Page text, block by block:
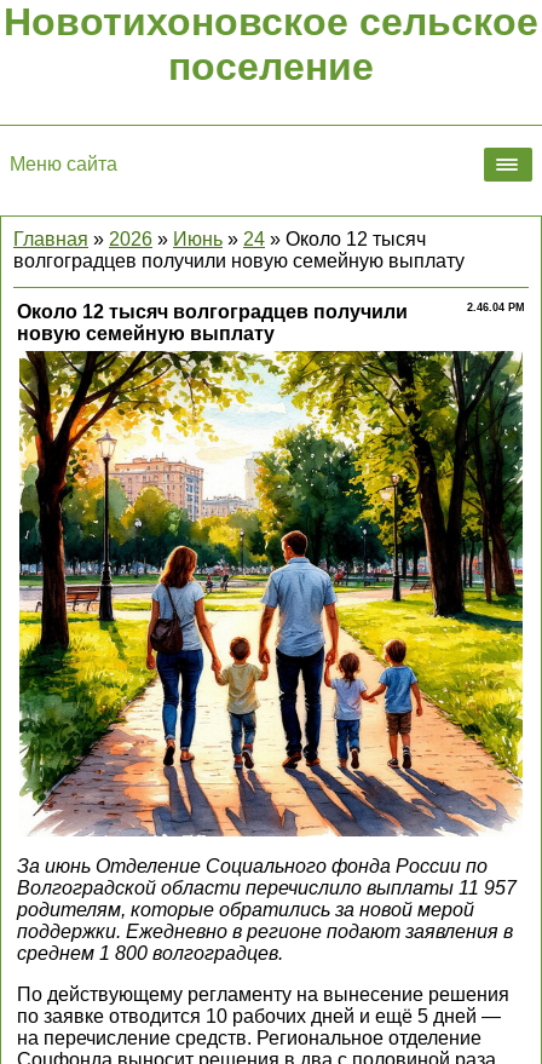
Новотихоновское сельское
поселение
Меню сайта
Главная » 2026 » Июнь » 24 » Около 12 тысяч
волгоградцев получили новую семейную выплату
2.46.04 PM
Около 12 тысяч волгоградцев получили
новую семейную выплату
За июнь Отделение Социального фонда России по
Волгоградской области перечислило выплаты 11 957
родителям, которые обратились за новой мерой
поддержки. Ежедневно в регионе подают заявления в
среднем 1 800 волгоградцев.
По действующему регламенту на вынесение решения
по заявке отводится 10 рабочих дней и ещё 5 дней —
на перечисление средств. Региональное отделение
Соцфонда выносит решения в два с половиной раза